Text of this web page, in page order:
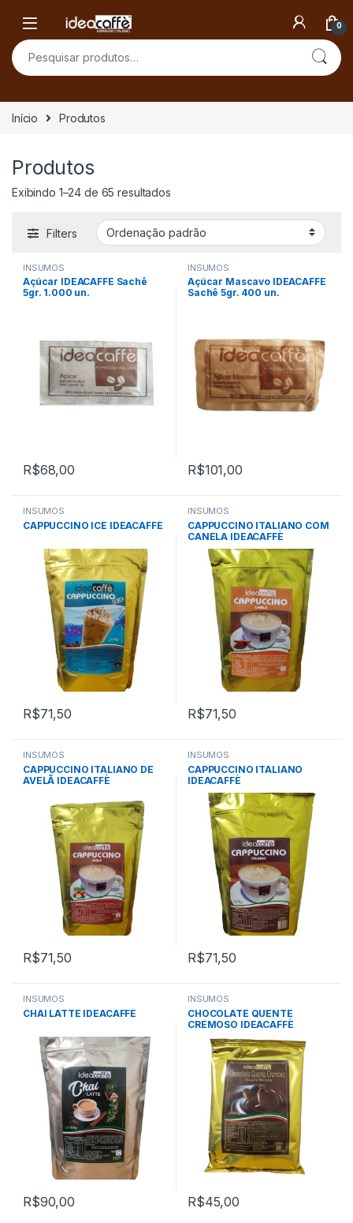
0
Pesquisar por:
Início Produtos
Produtos
Exibindo 1–24 de 65 resultados
Filters
INSUMOS
Açúcar IDEACAFFÈ Sachê
5gr. 1.000 un.
R$68,00
INSUMOS
Açúcar Mascavo IDEACAFFÈ
Sachê 5gr. 400 un.
R$101,00
INSUMOS
CAPPUCCINO ICE IDEACAFFÈ
R$71,50
INSUMOS
CAPPUCCINO ITALIANO COM
CANELA IDEACAFFÈ
R$71,50
INSUMOS
CAPPUCCINO ITALIANO DE
AVELÃ IDEACAFFÈ
R$71,50
INSUMOS
CAPPUCCINO ITALIANO
IDEACAFFÈ
R$71,50
INSUMOS
CHAI LATTE IDEACAFFÈ
R$90,00
INSUMOS
CHOCOLATE QUENTE
CREMOSO IDEACAFFÈ
R$45,00